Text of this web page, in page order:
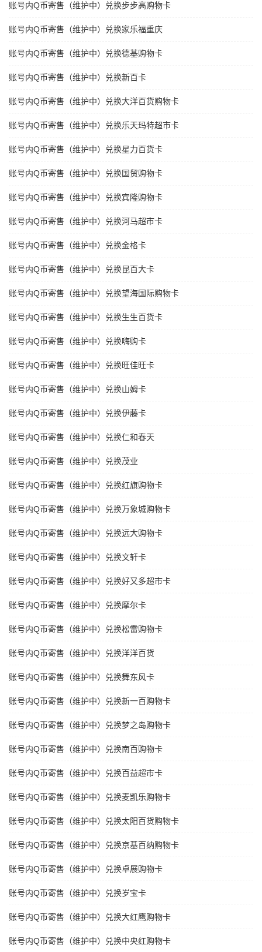
账号内Q币寄售（维护中）兑换步步高购物卡
账号内Q币寄售（维护中）兑换家乐福重庆
账号内Q币寄售（维护中）兑换德基购物卡
账号内Q币寄售（维护中）兑换新百卡
账号内Q币寄售（维护中）兑换大洋百货购物卡
账号内Q币寄售（维护中）兑换乐天玛特超市卡
账号内Q币寄售（维护中）兑换星力百货卡
账号内Q币寄售（维护中）兑换国贸购物卡
账号内Q币寄售（维护中）兑换宾隆购物卡
账号内Q币寄售（维护中）兑换河马超市卡
账号内Q币寄售（维护中）兑换金格卡
账号内Q币寄售（维护中）兑换昆百大卡
账号内Q币寄售（维护中）兑换望海国际购物卡
账号内Q币寄售（维护中）兑换生生百货卡
账号内Q币寄售（维护中）兑换嗨购卡
账号内Q币寄售（维护中）兑换旺佳旺卡
账号内Q币寄售（维护中）兑换山姆卡
账号内Q币寄售（维护中）兑换伊藤卡
账号内Q币寄售（维护中）兑换仁和春天
账号内Q币寄售（维护中）兑换茂业
账号内Q币寄售（维护中）兑换红旗购物卡
账号内Q币寄售（维护中）兑换万象城购物卡
账号内Q币寄售（维护中）兑换远大购物卡
账号内Q币寄售（维护中）兑换文轩卡
账号内Q币寄售（维护中）兑换好又多超市卡
账号内Q币寄售（维护中）兑换摩尔卡
账号内Q币寄售（维护中）兑换松雷购物卡
账号内Q币寄售（维护中）兑换洋洋百货
账号内Q币寄售（维护中）兑换舞东风卡
账号内Q币寄售（维护中）兑换新一百购物卡
账号内Q币寄售（维护中）兑换梦之岛购物卡
账号内Q币寄售（维护中）兑换南百购物卡
账号内Q币寄售（维护中）兑换百益超市卡
账号内Q币寄售（维护中）兑换麦凯乐购物卡
账号内Q币寄售（维护中）兑换太阳百货购物卡
账号内Q币寄售（维护中）兑换京基百纳购物卡
账号内Q币寄售（维护中）兑换卓展购物卡
账号内Q币寄售（维护中）兑换岁宝卡
账号内Q币寄售（维护中）兑换大红鹰购物卡
账号内Q币寄售（维护中）兑换中央红购物卡